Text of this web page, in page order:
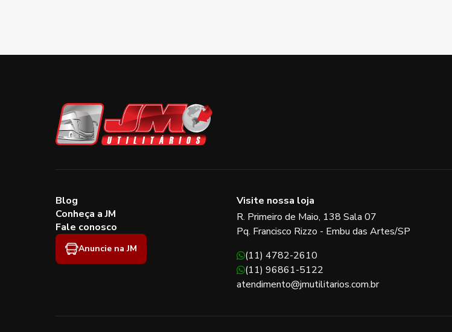
Blog
Conheça a JM
Fale conosco
Anuncie na JM
Visite nossa loja
R. Primeiro de Maio, 138 Sala 07
Pq. Francisco Rizzo - Embu das Artes/SP
(11) 4782-2610
(11) 96861-5122
atendimento@jmutilitarios.com.br